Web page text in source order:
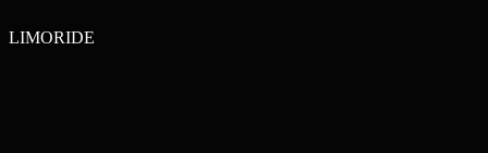
LIMORIDE